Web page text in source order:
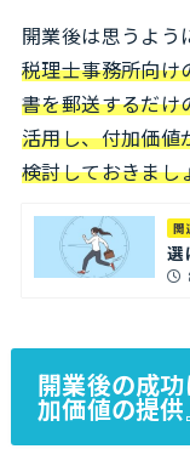
開業後は思うよう
税理士事務所向け
書を郵送するだけ
活用し、付加価値
検討しておきまし
関
選
開業後の成
加価値の提供